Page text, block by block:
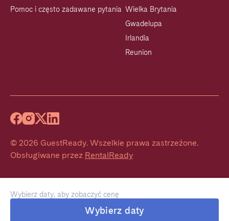
Wybierz daty, aby zobaczyć cenę
Wybierz daty
Pomoc i często zadawane pytania Wielka Brytania
Gwadelupa
Irlandia
Reunion
© 2026 GuestReady. Wszelkie prawa zastrzeżone.
Obsługiwane przez RentalReady